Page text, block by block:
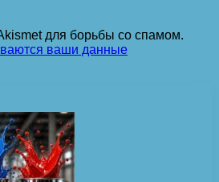
для борьбы со спамом.
ваши данные